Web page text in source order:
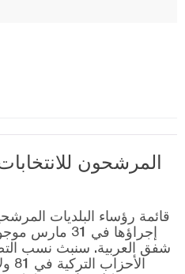
قائمة رؤساء البلديات
إجراؤها في
شفق العربية. سنبث نسب